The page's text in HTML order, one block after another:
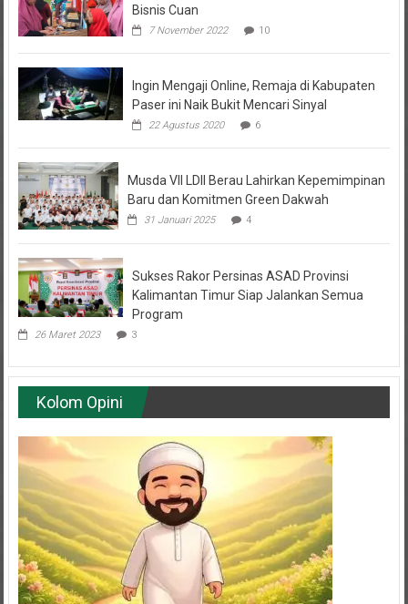
7 November 2022
Paser ini Naik Bukit Mencari Sinyal
22 Agustus 2020 6
Baru dan Komitmen Green Dakwah
31 Januari 2025 4
Kalimantan Timur Siap Jalankan Semua
Program
26 Maret 2023 3
Kolom Opini